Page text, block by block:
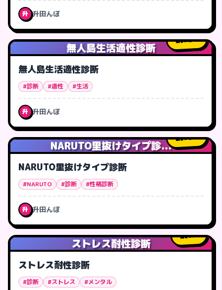
升 升田んぼ
無人島生活適性診断
22人
無人島生活適性診断
#診断 #適性 #生活
升 升田んぼ
NARUTO里抜けタイプ診...
66人
NARUTO里抜けタイプ診断
#NARUTO #診断 #性格診断
升 升田んぼ
ストレス耐性診断
6人
ストレス耐性診断
#診断 #ストレス #メンタル